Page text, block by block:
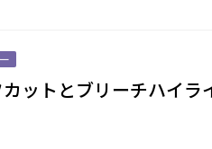
カットとブリーチハイ